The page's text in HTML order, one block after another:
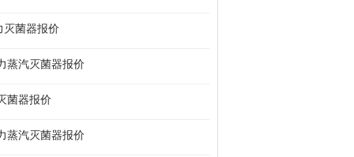
灭菌器报价
蒸汽灭菌器报价
菌器报价
蒸汽灭菌器报价